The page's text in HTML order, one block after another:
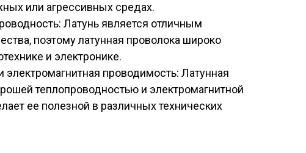
или агрессивных средах.
Латунь является отличным
поэтому латунная проволока широко
и электронике.
проводимость: Латунная
теплопроводностью и электромагнитной
ее полезной в различных технических